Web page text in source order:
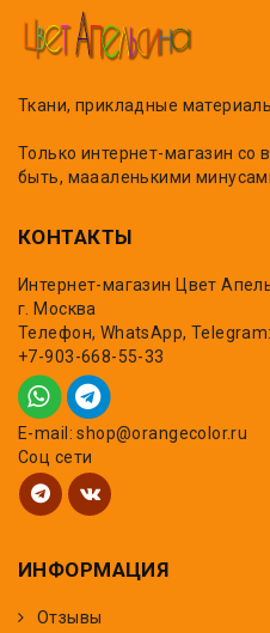
Ткани, прикладные
Только интернет-магазин
быть, маааленькими
КОНТАКТЫ
Интернет-магазин Цвет
г. Москва
Телефон, WhatsApp, Telegram:
+7-903-668-55-33
E-mail: shop@orangecolor.ru
Соц сети
ИНФОРМАЦИЯ
Отзывы